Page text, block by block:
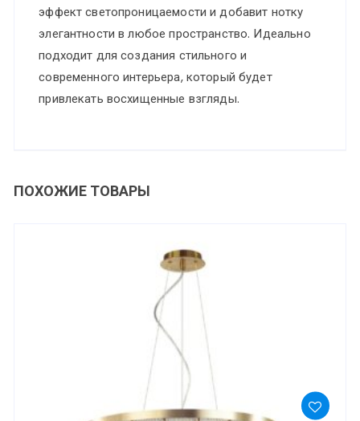
эффект светопроницаемости и добавит нотку
элегантности в любое пространство. Идеально
подходит для создания стильного и
современного интерьера, который будет
привлекать восхищенные взгляды.
ПОХОЖИЕ ТОВАРЫ